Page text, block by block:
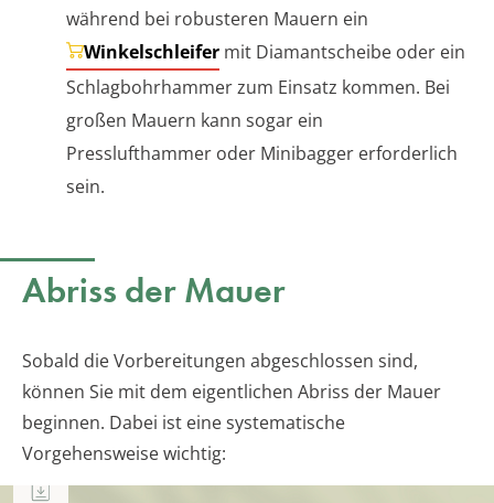
während bei robusteren Mauern ein
Winkelschleifer mit Diamantscheibe oder ein
Schlagbohrhammer zum Einsatz kommen. Bei
großen Mauern kann sogar ein
Presslufthammer oder Minibagger erforderlich
sein.
Abriss der Mauer
Sobald die Vorbereitungen abgeschlossen sind,
können Sie mit dem eigentlichen Abriss der Mauer
beginnen. Dabei ist eine systematische
Vorgehensweise wichtig: